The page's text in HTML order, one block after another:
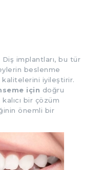
implantları, bu tür
beslenme
kalitelerini iyileştirir.
için doğru
bir çözüm
önemli bir